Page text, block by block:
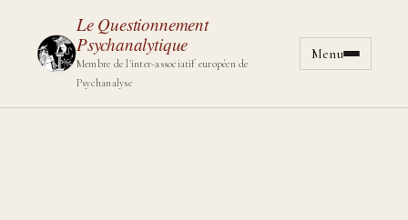
Le Questionnement
Psychanalytique
Membre de l'inter-associatif européen de
Psychanalyse
Aller au
Menu